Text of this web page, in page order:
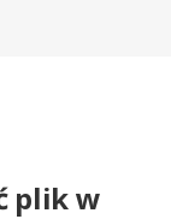
plik w